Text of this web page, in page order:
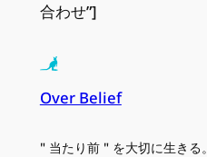
合わせ”]
Over Belief
" 当たり前 " を大切に生きる。